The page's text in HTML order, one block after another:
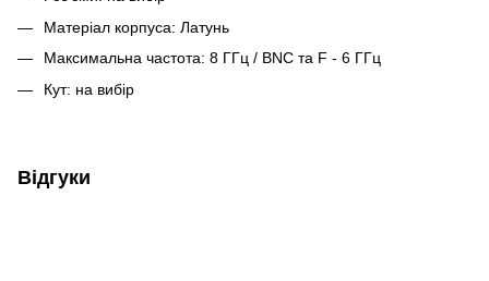
Матеріал корпуса: Латунь
Максимальна частота: 8 ГГц / BNC та F - 6 ГГц
Кут: на вибір
Відгуки